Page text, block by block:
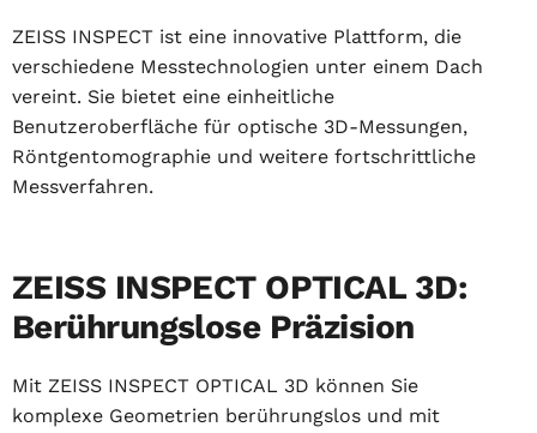
ZEISS INSPECT ist eine innovative Plattform, die
verschiedene Messtechnologien unter einem Dach
vereint. Sie bietet eine einheitliche
Benutzeroberfläche für optische 3D-Messungen,
Röntgentomographie und weitere fortschrittliche
Messverfahren.
ZEISS INSPECT OPTICAL 3D:
Berührungslose Präzision
Mit ZEISS INSPECT OPTICAL 3D können Sie
komplexe Geometrien berührungslos und mit